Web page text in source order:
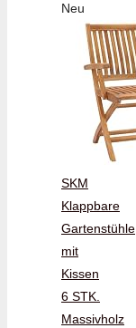
Neu
SKM
Klappbare
Gartenstühle
mit
Kissen
6 STK.
Massivholz